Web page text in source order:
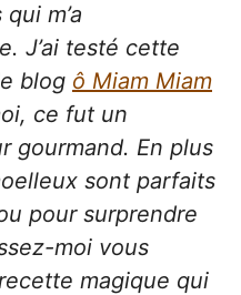
m’a
J’ai testé cette
blog ô Miam Miam
ce fut un
gourmand. En plus
sont parfaits
pour surprendre
moi vous
magique qui